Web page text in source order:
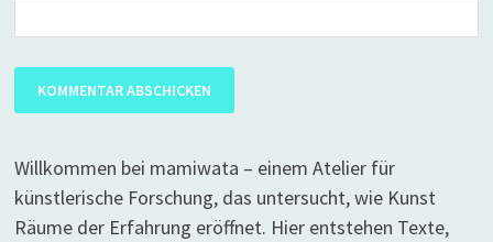
Willkommen bei mamiwata – einem Atelier für
künstlerische Forschung, das untersucht, wie Kunst
Räume der Erfahrung eröffnet. Hier entstehen Texte,